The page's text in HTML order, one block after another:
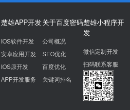
楚雄APP开发
IOS软件开发
安卓应用开发
IOS原开发
APP开发服务
关于百度密码
公司概况
SEO优化
百度优化
关键词排名
楚雄小程序开
发
微信定制开发
扫码联系客服